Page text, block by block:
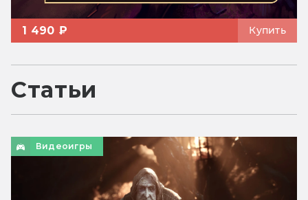
1 490 ₽ Купить
Статьи
Видеоигры